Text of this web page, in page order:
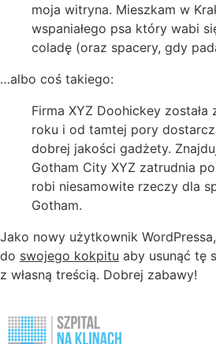
moja witryna. Mieszkam w
wspaniałego psa który wabi
coladę (oraz spacery, gdy
…albo coś takiego:
Firma XYZ Doohickey została
roku i od tamtej pory
dobrej jakości gadżety.
Gotham City XYZ zatrudnia
robi niesamowite rzeczy dla
Gotham.
Jako nowy użytkownik
do swojego kokpitu aby usunąć tę
z własną treścią. Dobrej zabawy!